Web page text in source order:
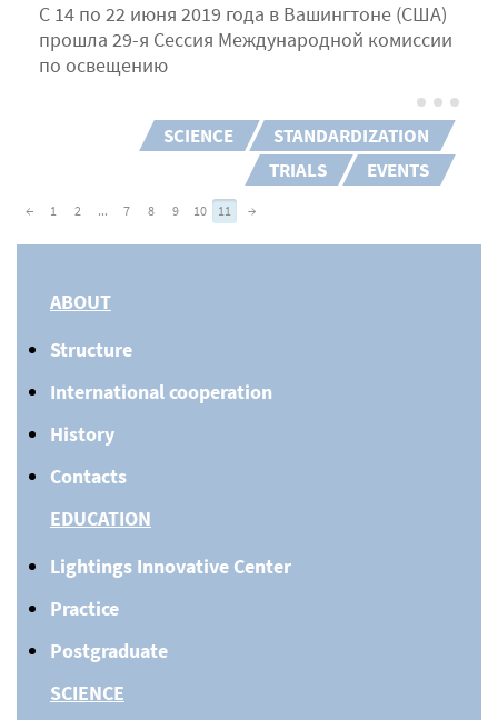
С 14 по 22 июня 2019 года в Вашингтоне (США)
прошла 29-я Сессия Международной комиссии
по освещению
SCIENCE
STANDARDIZATION
TRIALS
EVENTS
← 1 2 ... 7 8 9 10 11 →
ABOUT
Structure
International cooperation
History
Contacts
EDUCATION
Lightings Innovative Center
Practice
Postgraduate
SCIENCE